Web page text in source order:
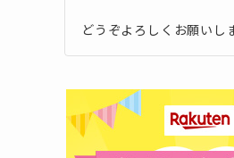
どうぞよろしくお願い